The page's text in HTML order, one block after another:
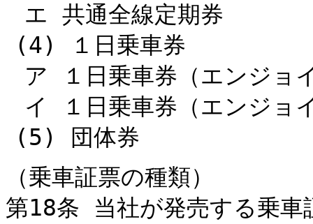
エ 共通全線定期券
(4) １日乗車券
ア １日乗車券（エンジョ
イ １日乗車券（エンジョ
(5) 団体券
（乗車証票の種類）
第18条 当社が発売する乗車